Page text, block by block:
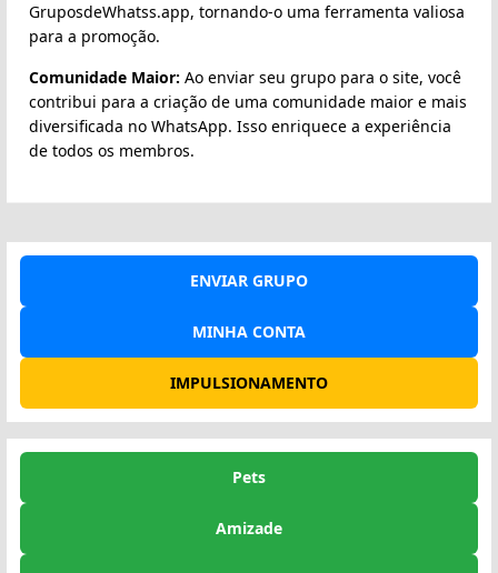
GruposdeWhatss.app, tornando-o uma ferramenta valiosa
para a promoção.
Comunidade Maior: Ao enviar seu grupo para o site, você
contribui para a criação de uma comunidade maior e mais
diversificada no WhatsApp. Isso enriquece a experiência
de todos os membros.
ENVIAR GRUPO
MINHA CONTA
IMPULSIONAMENTO
Pets
Amizade